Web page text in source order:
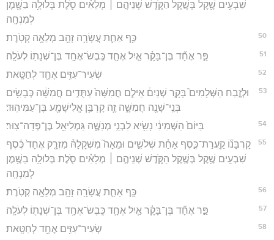
שִׁבְעִ֥ים שֶׁ֖קֶל בְּשֶׁ֣קֶל הַקֹּ֑דֶשׁ שְׁנֵיהֶ֣ם ׀ מְלֵאִ֗ים סֹ֛לֶת בְּלוּלָ֥ה בַשֶּׁ֖מֶן
לְמִנְחָֽה׃
50 כַּ֥ף אַחַ֛ת עֲשָׂרָ֥ה זָהָ֖ב מְלֵאָ֥ה קְטֹֽרֶת׃
51 פַּ֣ר אֶחָ֞ד בֶּן־בָּקָ֗ר אַ֧יִל אֶחָ֛ד כֶּֽבֶשׂ־אֶחָ֥ד בֶּן־שְׁנָת֖וֹ לְעֹלָֽה׃
52 שְׂעִיר־עִזִּ֥ים אֶחָ֖ד לְחַטָּֽאת׃
53
וּלְזֶ֣בַח הַשְּׁלָמִים֮ בָּקָ֣ר שְׁנַיִם֒ אֵילִ֤ם חֲמִשָּׁה֙ עַתֻּדִ֣ים חֲמִשָּׁ֔ה כְּבָשִׂ֥ים
בְּנֵֽי־שָׁנָ֖ה חֲמִשָּׁ֑ה זֶ֛ה קָרְבַּ֥ן אֱלִישָׁמָ֖ע בֶּן־עַמִּיהֽוּד׃
54 בַּיּוֹם֙ הַשְּׁמִינִ֔י נָשִׂ֖יא לִבְנֵ֣י מְנַשֶּׁ֑ה גַּמְלִיאֵ֖ל בֶּן־פְּדָה־צֽוּר׃
55
קָרְבָּנ֞וֹ קַֽעֲרַת־כֶּ֣סֶף אַחַ֗ת שְׁלֹשִׁ֣ים וּמֵאָה֮ מִשְׁקָלָהּ֒ מִזְרָ֤ק אֶחָד֙ כֶּ֔סֶף
שִׁבְעִ֥ים שֶׁ֖קֶל בְּשֶׁ֣קֶל הַקֹּ֑דֶשׁ שְׁנֵיהֶ֣ם ׀ מְלֵאִ֗ים סֹ֛לֶת בְּלוּלָ֥ה בַשֶּׁ֖מֶן
לְמִנְחָֽה
56 כַּ֥ף אַחַ֛ת עֲשָׂרָ֥ה זָהָ֖ב מְלֵאָ֥ה קְטֹֽרֶת׃
57 פַּ֣ר אֶחָ֞ד בֶּן־בָּקָ֗ר אַ֧יִל אֶחָ֛ד כֶּֽבֶשׂ־אֶחָ֥ד בֶּן־שְׁנָת֖וֹ לְעֹלָֽה׃
58 שְׂעִיר־עִזִּ֥ים אֶחָ֖ד לְחַטָּֽאת׃